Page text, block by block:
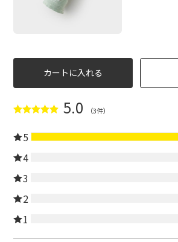
カートに入れる
5.0 （3件）
5
4
3
2
1